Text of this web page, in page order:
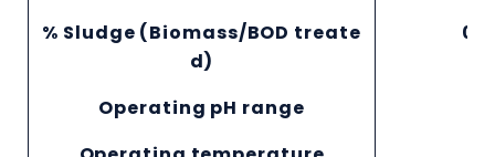
% Sludge (Biomass/BOD treate
d)
Operating pH range